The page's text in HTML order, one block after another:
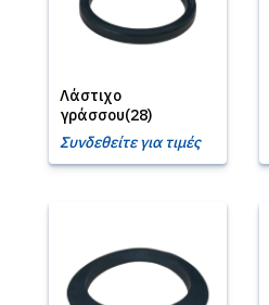
Λάστιχο
γράσσου(28)
Συνδεθείτε για τιμές